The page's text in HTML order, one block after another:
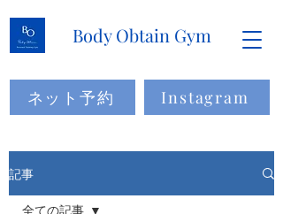
Body Obtain Gym
ネット予約 Instagram
記事
全ての記事